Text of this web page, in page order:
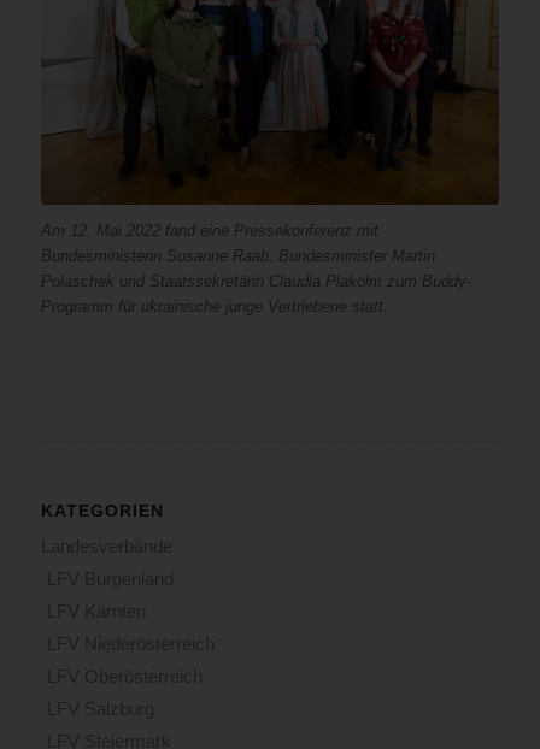
Am 12. Mai 2022 fand eine Pressekonferenz mit
Bundesministerin Susanne Raab, Bundesminister Martin
Polaschek und Staatssekretärin Claudia Plakolm zum Buddy-
Programm für ukrainische junge Vertriebene statt.
KATEGORIEN